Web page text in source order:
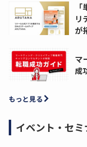
リ
が
マ
成
もっと見る
イベント・セミ